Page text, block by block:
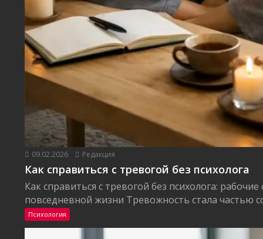
09.02.2026 Редакция
Как справиться с тревогой без психолога
Как справиться с тревогой без психолога:
повседневной жизни Тревожность стала частью
Психология